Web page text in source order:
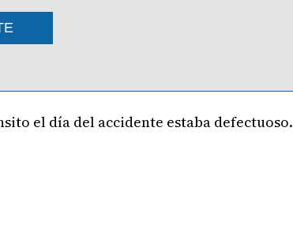
el día del accidente estaba defectuoso.